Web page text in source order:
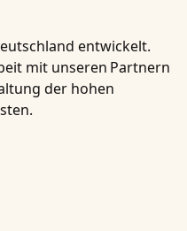
entwickelt.
mit unseren Partnern
der hohen